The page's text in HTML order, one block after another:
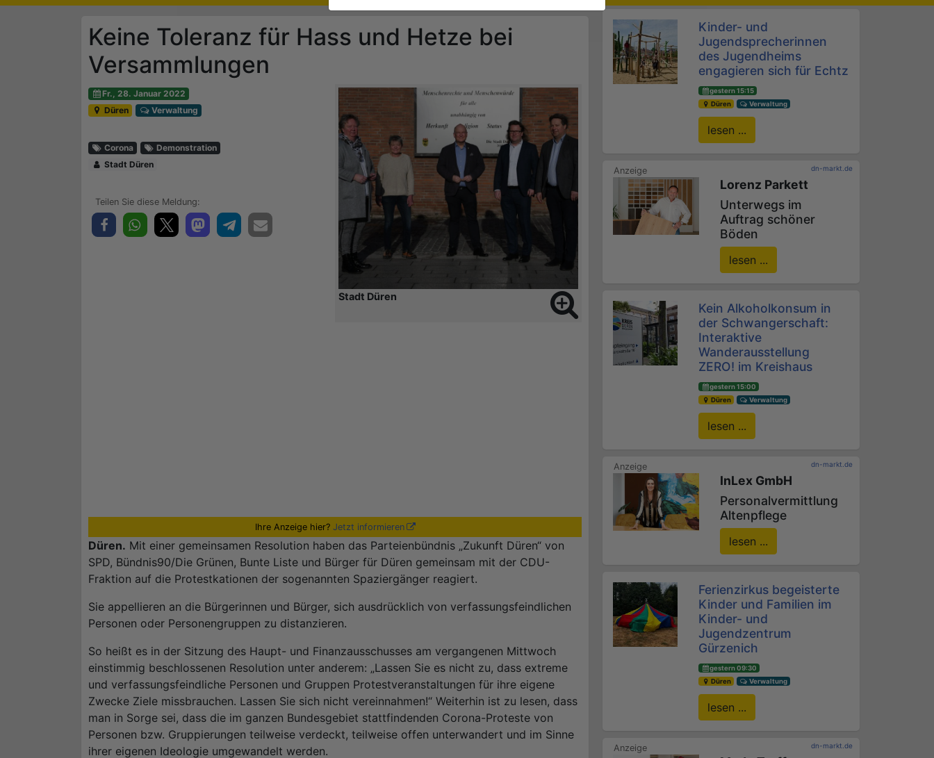
Keine Toleranz für Hass und Hetze bei
Versammlungen
Stadt Düren
Fr., 28. Januar 2022
Düren
Verwaltung
Corona
Demonstration
Stadt Düren
Ihre Anzeige hier? Jetzt informieren
Düren. Mit einer gemeinsamen Resolution haben das Parteienbündnis „Zukunft Düren“ von
SPD, Bündnis90/Die Grünen, Bunte Liste und Bürger für Düren gemeinsam mit der CDU-
Fraktion auf die Protestkationen der sogenannten Spaziergänger reagiert.
Sie appellieren an die Bürgerinnen und Bürger, sich ausdrücklich von verfassungsfeindlichen
Personen oder Personengruppen zu distanzieren.
So heißt es in der Sitzung des Haupt- und Finanzausschusses am vergangenen Mittwoch
einstimmig beschlossenen Resolution unter anderem: „Lassen Sie es nicht zu, dass extreme
und verfassungsfeindliche Personen und Gruppen Protestveranstaltungen für ihre eigene
Zwecke Ziele missbrauchen. Lassen Sie sich nicht vereinnahmen!“ Weiterhin ist zu lesen, dass
man in Sorge sei, dass die im ganzen Bundesgebiet stattfindenden Corona-Proteste von
Personen bzw. Gruppierungen teilweise verdeckt, teilweise offen unterwandert und im Sinne
ihrer eigenen Ideologie umgewandelt werden.
Kinder- und
Jugendsprecherinnen
des Jugendheims
engagieren sich für Echtz
gestern 15:15
Düren
Verwaltung
lesen ...
dn-markt.de
Lorenz Parkett
Unterwegs im
Auftrag schöner
Böden
lesen ...
Kein Alkoholkonsum in
der Schwangerschaft:
Interaktive
Wanderausstellung
ZERO! im Kreishaus
gestern 15:00
Düren
Verwaltung
lesen ...
dn-markt.de
InLex GmbH
Personalvermittlung
Altenpflege
lesen ...
Ferienzirkus begeisterte
Kinder und Familien im
Kinder- und
Jugendzentrum
Gürzenich
gestern 09:30
Düren
Verwaltung
lesen ...
dn-markt.de